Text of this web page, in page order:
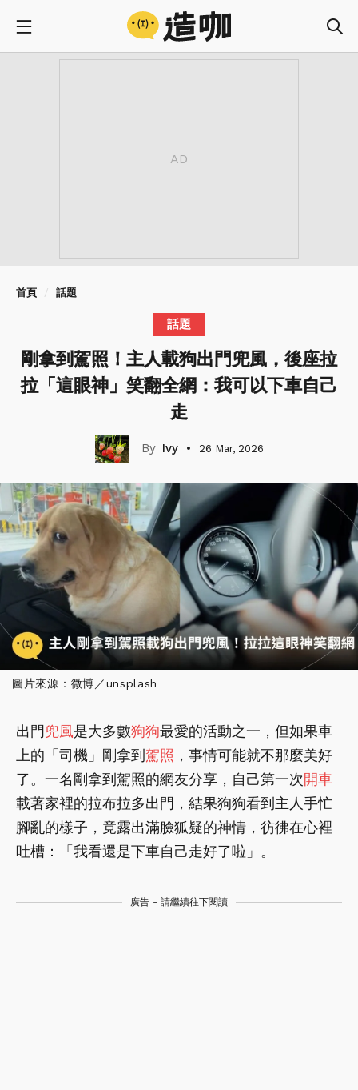
首頁 話題
話題
剛拿到駕照！主人載狗出門兜風，後座拉
拉「這眼神」笑翻全網：我可以下車自己
走
Ivy 26 Mar, 2026
圖片來源：微博／unsplash
出門 兜風是大多數狗狗最愛的活動之一，但如果車
上的「司機」剛拿到 駕照 ，事情可能就不那麼美好
了。一名剛拿到駕照的網友分享，自己第一次開車
載著家裡的拉布拉多出門，結果狗狗看到主人手忙
腳亂的樣子，竟露出滿臉狐疑的神情，彷彿在心裡
吐槽：「我看還是下車自己走好了啦」。
廣告 - 請繼續往下閱讀